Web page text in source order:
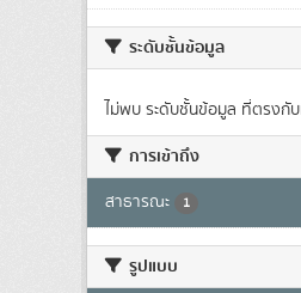
ระดับชั้นข้อมูล
ไม่พบ ระดับชั้นข้อมูล ที่ตรงกั
การเข้าถึง
สาธารณะ 1
รูปแบบ